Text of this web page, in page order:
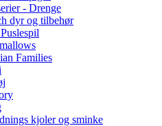
- Drenge
dyr og tilbehør
Families
kjoler og sminke